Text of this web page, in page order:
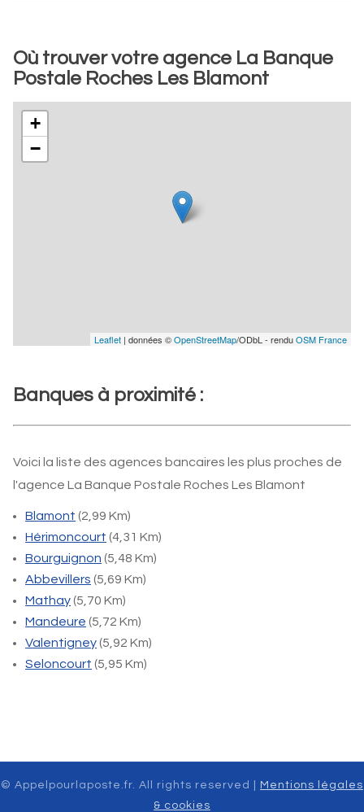
Où trouver votre agence La Banque
Postale Roches Les Blamont
+
−
Leaflet | données ©OpenStreetMap/ODbL - renduOSM France
Banques à proximité :
Voici la liste des agences bancaires les plus proches de
l'agence La Banque Postale Roches Les Blamont
Blamont (2,99 Km)
Hérimoncourt (4,31 Km)
Bourguignon (5,48 Km)
Abbevillers (5,69 Km)
Mathay(5,70 Km)
Mandeure (5,72 Km)
Valentigney(5,92 Km)
Seloncourt (5,95 Km)
© Appelpourlaposte.fr. All rights reserved |
Mentions légales
& cookies